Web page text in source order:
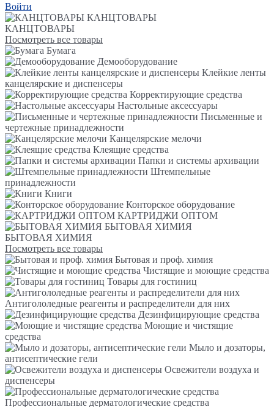
Войти
КАНЦТОВАРЫ
КАНЦТОВАРЫ
Посмотреть все товары
Бумага
Демооборудование
Клейкие ленты
канцелярские и диспенсеры
Корректирующие средства
Настольные аксессуары
Письменные и
чертежные принадлежности
Канцелярские мелочи
Клеящие средства
Папки и системы архивации
Штемпельные
принадлежности
Книги
Конторское оборудование
КАРТРИДЖИ ОПТОМ
БЫТОВАЯ ХИМИЯ
БЫТОВАЯ ХИМИЯ
Посмотреть все товары
Бытовая и проф. химия
Чистящие и моющие средства
Товары для гостиниц
Антигололедные реагенты и распределители для них
Дезинфицирующие средства
Моющие и чистящие
средства
Мыло и дозаторы,
антисептические гели
Освежители воздуха и
диспенсеры
Профессиональные дерматологические средства